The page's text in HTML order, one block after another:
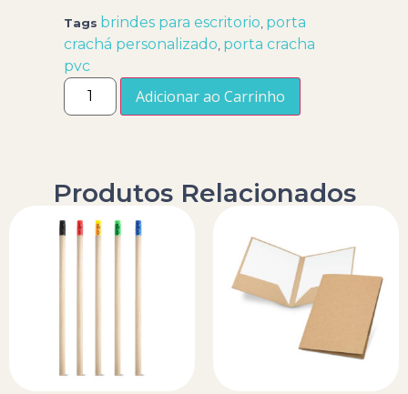
Tags brindes para escritorio, porta
crachá personalizado, porta cracha
pvc
Adicionar ao Carrinho
Produtos Relacionados